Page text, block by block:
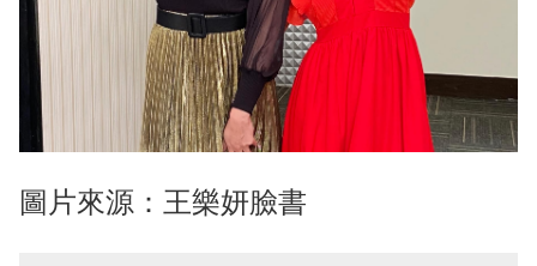
圖片來源：王樂妍臉書